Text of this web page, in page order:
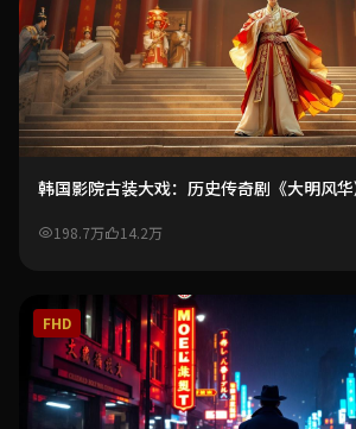
韩国影院古装大戏：历史传奇剧《大明风
198.7万 14.2万
FHD